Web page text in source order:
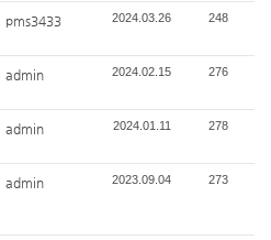
pms3433 2024.03.26 248
admin 2024.02.15 276
admin 2024.01.11 278
admin 2023.09.04 273